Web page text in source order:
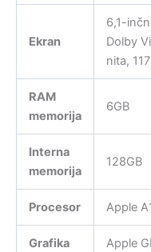
Ekran
6,1-
Dolby
nita,
RAM
memorija
6GB
Interna
memorija
128GB
Procesor Apple
Grafika Apple